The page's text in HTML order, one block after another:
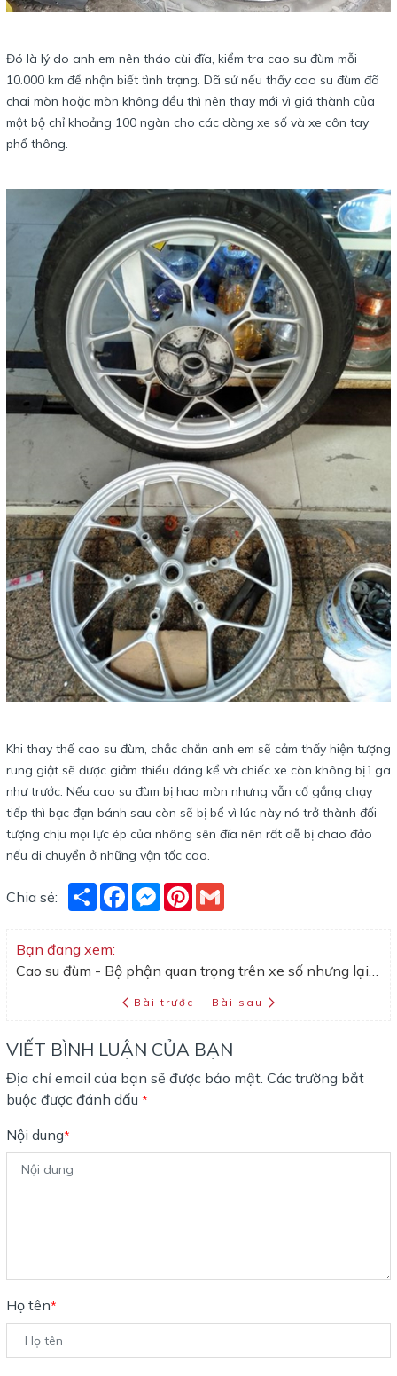
Đó là lý do anh em nên tháo cùi đĩa, kiểm tra cao su đùm mỗi
10.000 km để nhận biết tình trạng. Dã sử nếu thấy cao su đùm đã
chai mòn hoặc mòn không đều thì nên thay mới vì giá thành của
một bộ chỉ khoảng 100 ngàn cho các dòng xe số và xe côn tay
phổ thông.
Khi thay thế cao su đùm, chắc chắn anh em sẽ cảm thấy hiện tượng
rung giật sẽ được giảm thiểu đáng kể và chiếc xe còn không bị ì ga
như trước. Nếu cao su đùm bị hao mòn nhưng vẫn cố gắng chạy
tiếp thì bạc đạn bánh sau còn sẽ bị bể vì lúc này nó trở thành đối
tượng chịu mọi lực ép của nhông sên đĩa nên rất dễ bị chao đảo
nếu di chuyển ở những vận tốc cao.
Chia sẻ: ShareFacebookMessenger
Pinterest
Bạn đang xem:
Bài trước Bài sau
VIẾT BÌNH LUẬN CỦA BẠN
Địa chỉ email của bạn sẽ được bảo mật. Các trường bắt
buộc được đánh dấu *
Nội dung*
Họ tên*